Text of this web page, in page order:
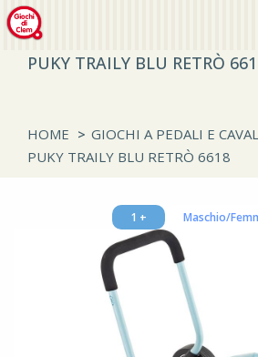
PUKY TRAILY BLU RETRÒ
HOME > GIOCHI A PEDALI E
PUKY TRAILY BLU RETRÒ 6618
1 + Maschio/